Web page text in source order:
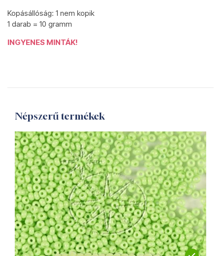
Kopásállóság: 1 nem kopik
1 darab = 10 gramm
INGYENES MINTÁK!
Népszerű termékek